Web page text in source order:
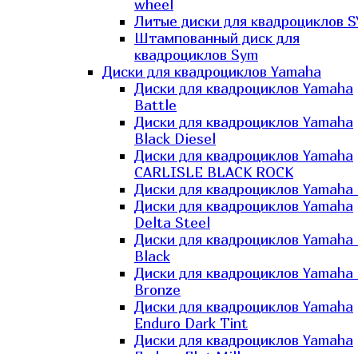
wheel
Литые диски для квадроциклов
Штампованный диск для
квадроциклов Sym
Диски для квадроциклов Yamaha
Диски для квадроциклов Yamaha
Battle
Диски для квадроциклов Yamaha
Black Diesel
Диски для квадроциклов Yamaha
CARLISLE BLACK ROCK
Диски для квадроциклов Yamaha
Диски для квадроциклов Yamaha
Delta Steel
Диски для квадроциклов
Black
Диски для квадроциклов
Bronze
Диски для квадроциклов Yamaha
Enduro Dark Tint
Диски для квадроциклов Yamaha